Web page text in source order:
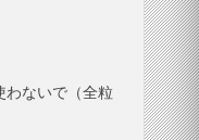
わないで（全粒